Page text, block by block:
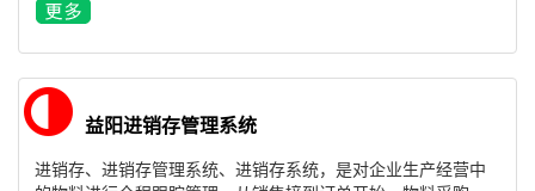
益阳进销存管理系统
进销存、进销存管理系统、进销存系统，是对企业生产经营中